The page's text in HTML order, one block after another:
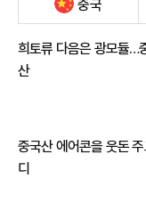
중국
희토류 다음은 광모듈…
산
중국산 에어콘을 웃돈
디